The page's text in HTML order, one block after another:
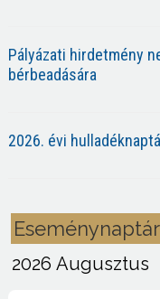
Pályázati hirdetmény
bérbeadására
2026. évi
Eseménynaptár